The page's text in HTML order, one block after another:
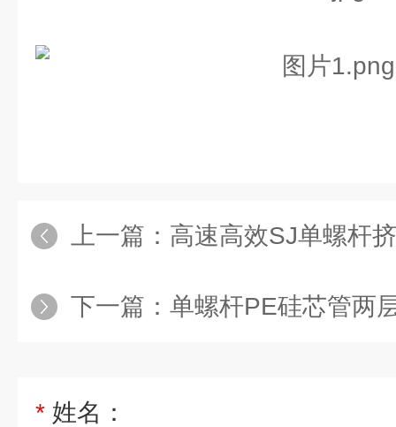
上一篇： 高速高效SJ单螺杆
下一篇： 单螺杆PE硅芯管两层三层
* 姓名：